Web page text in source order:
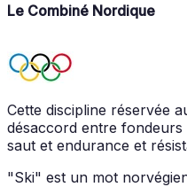
Le Combiné Nordique
Cette discipline réservée
désaccord entre fondeurs
saut et endurance et
"Ski" est un mot